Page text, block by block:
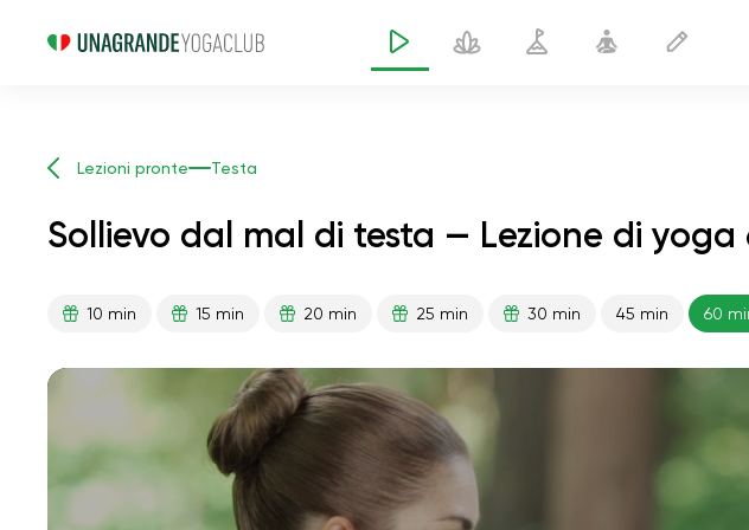
Lezioni pronte Testa
Sollievo dal mal di testa — Lezione di yoga
10 min 15 min 20 min 25 min 30 min 45 min 60